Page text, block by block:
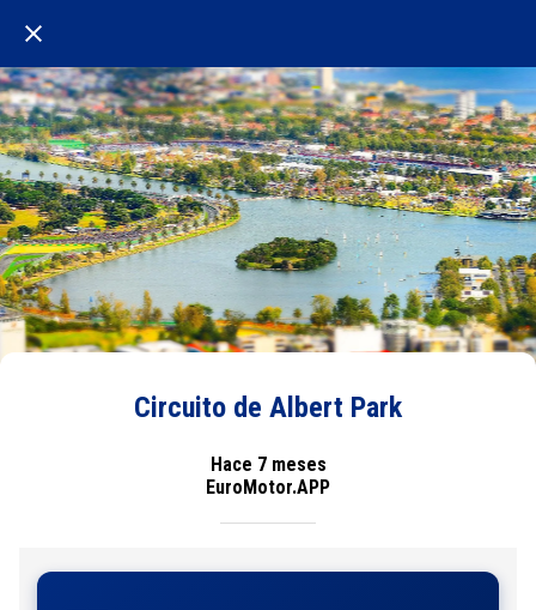
Circuito de Albert Park
Hace 7 meses
EuroMotor.APP